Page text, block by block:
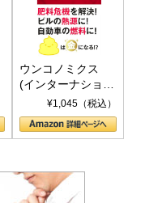
ウンコノミクス
(インターナショナ
ル新書)¥1,045（税込）